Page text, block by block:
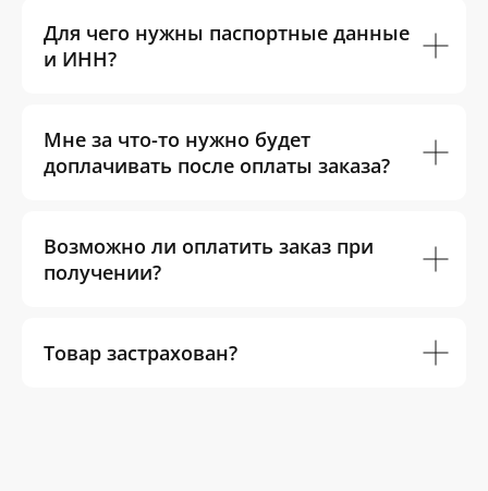
Для чего нужны паспортные данные
и ИНН?
Мне за что-то нужно будет
доплачивать после оплаты заказа?
Возможно ли оплатить заказ при
получении?
Товар застрахован?